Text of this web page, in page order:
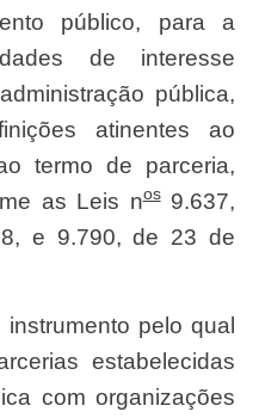
público, para a
de interesse
pública,
atinentes ao
termo de parceria,
as Leis nos9.637,
e 9.790, de 23 de
estabelecidas
com organizações